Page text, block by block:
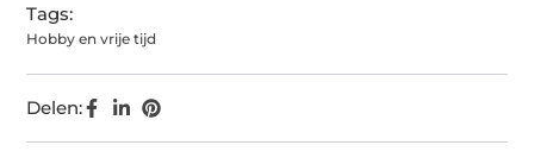
Tags:
Hobby en vrije tijd
Delen: